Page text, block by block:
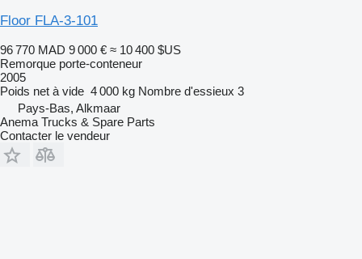
Floor FLA-3-101
96 770 MAD 9 000 € ≈ 10 400 $US
Remorque porte-conteneur
2005
Poids net à vide 4 000 kg Nombre d'essieux 3
Pays-Bas, Alkmaar
Anema Trucks & Spare Parts
Contacter le vendeur